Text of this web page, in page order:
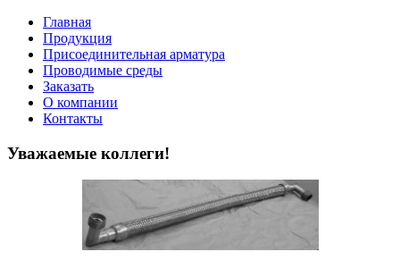
Главная
Продукция
Присоединительная арматура
Проводимые среды
Заказать
О компании
Контакты
Уважаемые коллеги!